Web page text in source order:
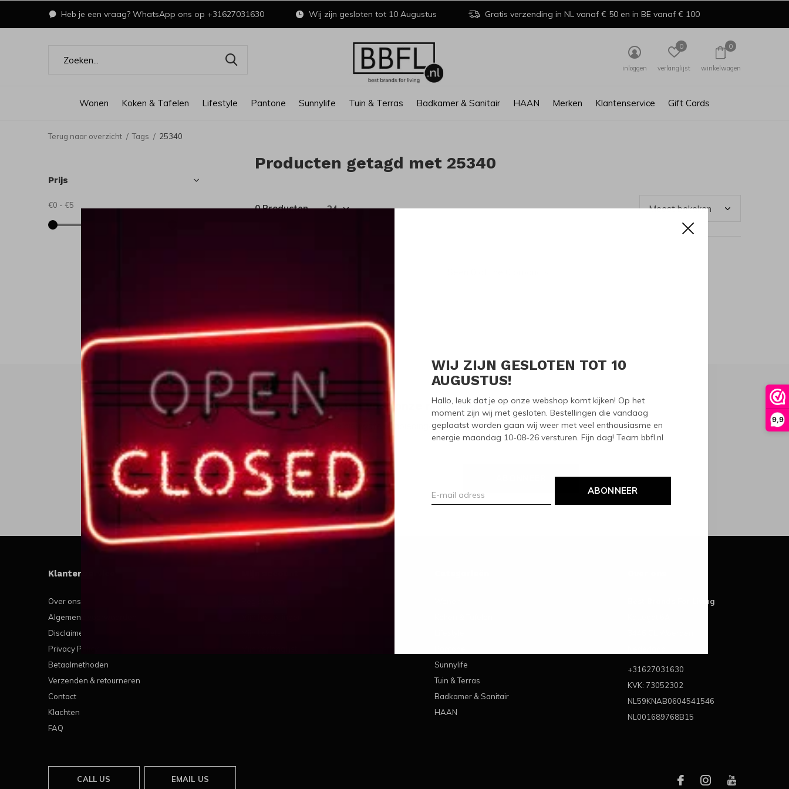
9,9
WIJ ZIJN GESLOTEN TOT 10
AUGUSTUS!
Hallo, leuk dat je op onze webshop komt kijken! Op het
moment zijn wij met gesloten. Bestellingen die vandaag
geplaatst worden gaan wij weer met veel enthousiasme en
energie maandag 10-08-26 versturen. Fijn dag! Team bbfl.nl
ABONNEER
Wonen Koken & Tafelen Lifestyle Pantone Sunnylife Tuin & Terras Badkamer & Sanitair HAAN Merken Klantenservice Gift Cards
inloggen verlanglijst
0
winkelwagen
0
Heb je een vraag? WhatsApp ons op +31627031630 Wij zijn gesloten tot 10 Augustus Gratis verzending in NL vanaf € 50 en in BE vanaf € 100
Terug naar overzicht Tags 25340
Producten getagd met 25340
0 Producten
Prijs
€0 - €5
Meld je aan voor onze nieuwsbrief
Ontvang de nieuwste aanbiedingen en promoties
Klantenservice
Over ons
Algemene voorwaarden
Disclaimer
Privacy Policy
Betaalmethoden
Verzenden & retourneren
Contact
Klachten
FAQ
Sunnylife
Tuin & Terras
Badkamer & Sanitair
HAAN
Best Brands For Living
+31627031630
KVK: 73052302
NL59KNAB0604541546
NL001689768B15
CALL US EMAIL US